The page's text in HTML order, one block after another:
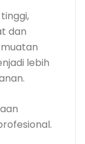
dan
lebih